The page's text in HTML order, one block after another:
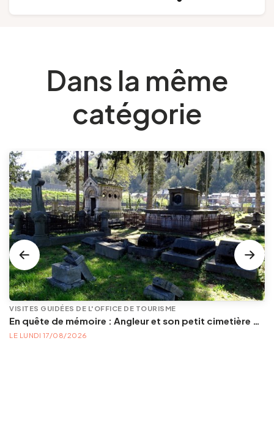
Dans la même
catégorie
VISITES GUIDÉES DE L'OFFICE DE TOURISME
En quête de mémoire : Angleur et son petit cimetière de la Diguette, promenade certes mortelle, mais bien vivante
LE LUNDI 17/08/2026